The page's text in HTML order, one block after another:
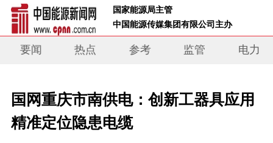
国家能源局主管
中国能源传媒集团有限公司主办
要闻 热点 参考 监管 电力
国网重庆市南供电：创新工器具应用
精准定位隐患电缆